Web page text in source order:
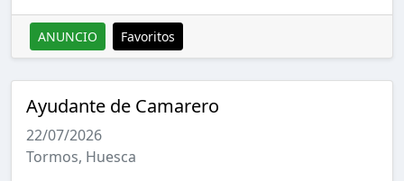
ANUNCIO Favoritos
Ayudante de Camarero
22/07/2026
Tormos, Huesca